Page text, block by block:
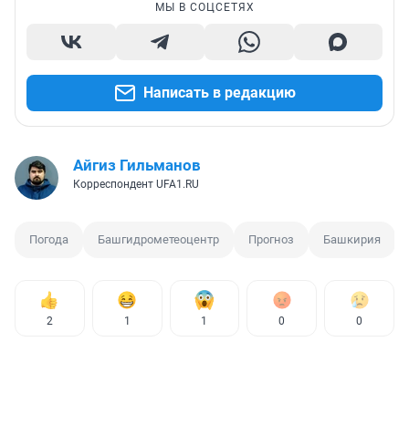
МЫ В СОЦСЕТЯХ
Написать в редакцию
Айгиз Гильманов
Корреспондент UFA1.RU
Погода Башгидрометеоцентр Прогноз Башкирия
2 1 1 0 0